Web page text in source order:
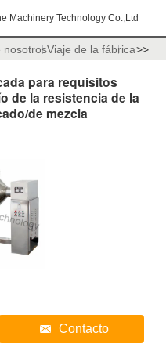
Machinery Technology Co.,Ltd
nosotrosViaje de la fábrica>>
para requisitos
de la resistencia de la
de mezcla
Contacto